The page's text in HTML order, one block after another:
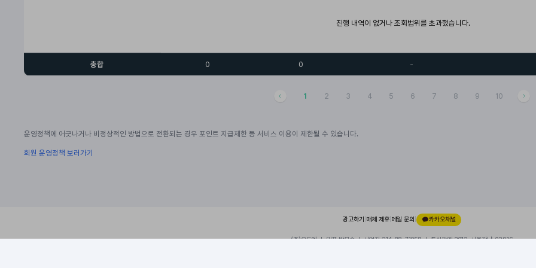
진행 내역이 없거나 조회범위를 초과했습니다.
총합 0 0 -
1 2 3 4 5 6 7 8 9 10
운영정책에 어긋나거나 비정상적인 방법으로 전환되는 경우 포인트 지급제한 등 서비스 이용이 제한될 수 있습니다.
회원 운영정책 보러가기
광고하기 매체 제휴 메일 문의 | 카카오채널
(주)오드엠 ㅣ 대표 박무순 ㅣ 사업자 214-88-71058 ㅣ 통신판매 2012-서울강남-02916